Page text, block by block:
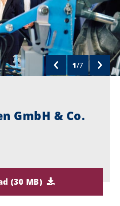
1/7
GmbH & Co.
(30 MB)